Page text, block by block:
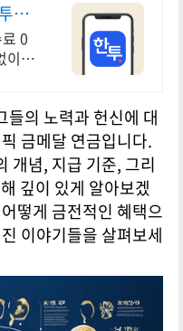
자
0
이
들의 노력과 헌신에 대
금메달 연금입니다.
개념, 지급 기준, 그리
깊이 있게 알아보겠
떻게 금전적인 혜택으
이야기들을 살펴보세